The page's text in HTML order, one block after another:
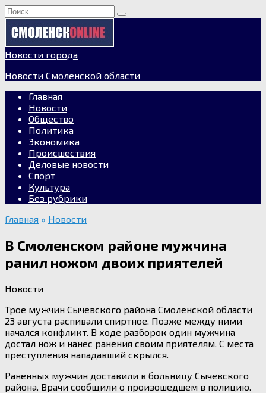
Перейти
к
содержанию
Search
for:
Новости города
Новости Смоленской области
Главная
Новости
Общество
Политика
Экономика
Происшествия
Деловые новости
Спорт
Культура
Без рубрики
Главная » Новости
В Смоленском районе мужчина
ранил ножом двоих приятелей
Новости
Трое мужчин Сычевского района Смоленской области
23 августа распивали спиртное. Позже между ними
начался конфликт. В ходе разборок один мужчина
достал нож и нанес ранения своим приятелям. С места
преступления нападавший скрылся.
Раненных мужчин доставили в больницу Сычевского
района. Врачи сообщили о произошедшем в полицию.